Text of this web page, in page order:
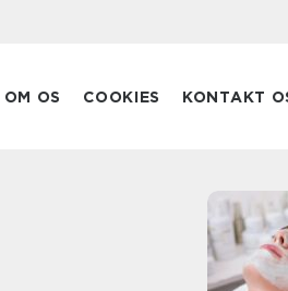
OM OS COOKIES KONTAKT